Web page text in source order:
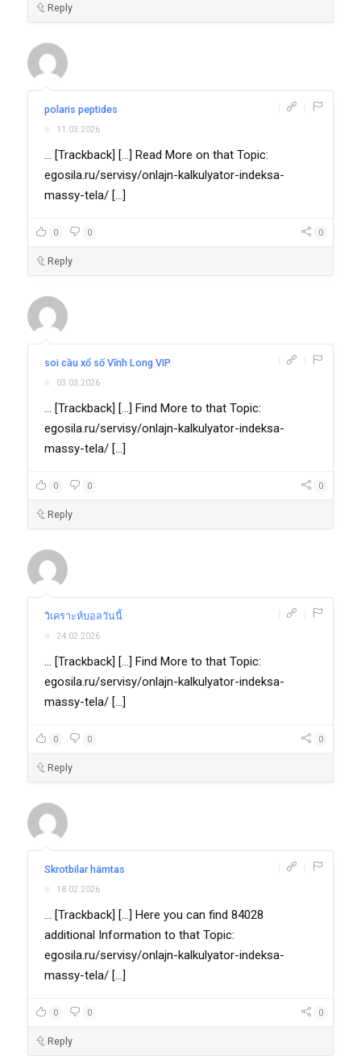
Reply
polaris peptides
11.03.2026
... [Trackback] [...] Read More on that Topic:
egosila.ru/servisy/onlajn-kalkulyator-indeksa-
massy-tela/ [...]
0 0 0
Reply
soi cầu xổ số Vĩnh Long VIP
03.03.2026
... [Trackback] [...] Find More to that Topic:
egosila.ru/servisy/onlajn-kalkulyator-indeksa-
massy-tela/ [...]
0 0 0
Reply
วิเคราะห์บอลวันนี้
24.02.2026
... [Trackback] [...] Find More to that Topic:
egosila.ru/servisy/onlajn-kalkulyator-indeksa-
massy-tela/ [...]
0 0 0
Reply
Skrotbilar hämtas
18.02.2026
... [Trackback] [...] Here you can find 84028
additional Information to that Topic:
egosila.ru/servisy/onlajn-kalkulyator-indeksa-
massy-tela/ [...]
0 0 0
Reply